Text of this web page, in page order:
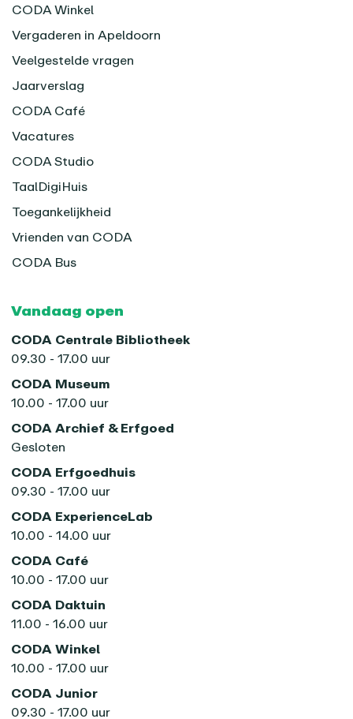
CODA Winkel
Vergaderen in Apeldoorn
Veelgestelde vragen
Jaarverslag
CODA Café
Vacatures
CODA Studio
TaalDigiHuis
Toegankelijkheid
Vrienden van CODA
CODA Bus
Vandaag open
CODA Centrale Bibliotheek
09.30 - 17.00 uur
CODA Museum
10.00 - 17.00 uur
CODA Archief & Erfgoed
Gesloten
CODA Erfgoedhuis
09.30 - 17.00 uur
CODA ExperienceLab
10.00 - 14.00 uur
CODA Café
10.00 - 17.00 uur
CODA Daktuin
11.00 - 16.00 uur
CODA Winkel
10.00 - 17.00 uur
CODA Junior
09.30 - 17.00 uur